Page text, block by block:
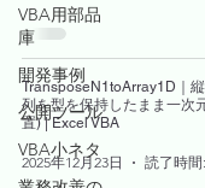
VBA用部品
庫
開発事例
公開ツール
VBA小ネタ
TransposeN1toArray1D｜
列を型を保持したまま一次
置) | Excel VBA
2025年12月23日 読了時間